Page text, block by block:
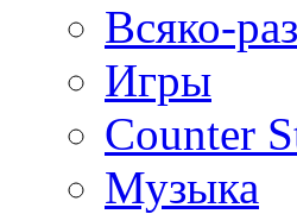
Всяко-
Игры
Counter
Музыка